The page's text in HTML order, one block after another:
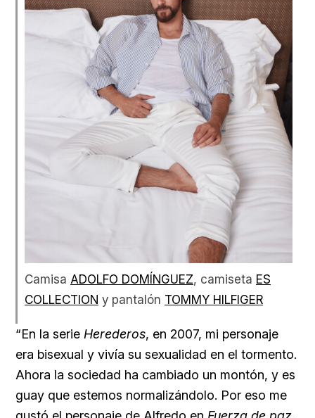
Camisa ADOLFO DOMÍNGUEZ, camiseta ES
COLLECTION y pantalón TOMMY HILFIGER
“En la serie Herederos, en 2007, mi personaje
era bisexual y vivía su sexualidad en el tormento.
Ahora la sociedad ha cambiado un montón, y es
guay que estemos normalizándolo. Por eso me